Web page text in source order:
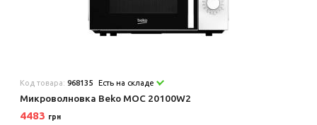
Код товара:968135 Есть на складе
Микроволновка Beko MOC 20100W2
4483 грн